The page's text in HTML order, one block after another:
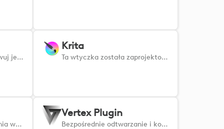
Oceniaj obrazy i dostosowuj je szybko i dokładnie za pomocą programu Adobe Lightroom na urządzeniach firmy Logitech.
Krita
Ta wtyczka została zaprojektowana do precyzyjnego i wydajnego sterowania Kritą. OSTRZEŻENIE: użytkownicy wersji v1.x proszeni są o zapoznanie się ze stroną główną. https://borne2code.github.io/LogiPluginForKrita/index.html
Wtyczka do monitorowania wydajności komputera w czasie rzeczywistym. Wyświetla wskaźniki FPS, CPU, GPU i RAM przy użyciu Afterburner i RTSS.
Vertex Plugin
Bezpośrednie odtwarzanie i kontrola skryptów